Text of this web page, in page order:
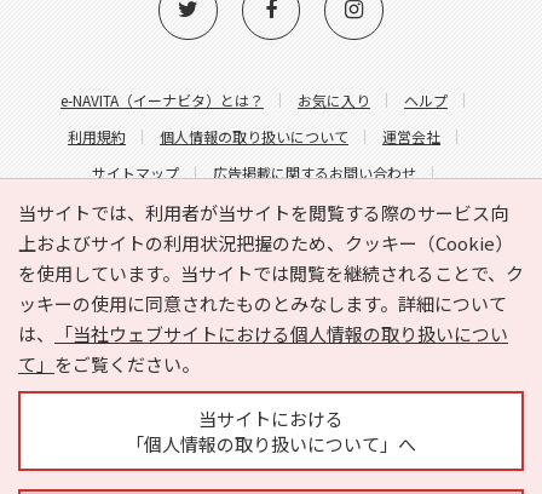
当サイトでは、利用者が当サイトを閲覧する際のサービス向
上およびサイトの利用状況把握のため、クッキー（Cookie）
を使用しています。当サイトでは閲覧を継続されることで、ク
ッキーの使用に同意されたものとみなします。詳細について
は、
「当社ウェブサイトにおける個人情報の取り扱いについ
て」 をご覧ください。
当サイトにおける
「個人情報の取り扱いについて」へ
e-NAVITA（イーナビタ）とは？ お気に入り
ヘルプ
利用規約
個人情報の取り扱いについて
運営会社
サイトマップ
広告掲載に関するお問い合わせ
サイトの内容に関するお問い合わせ
Copyright © HYOJITO.Co.,Ltd. All Rights Reserved.